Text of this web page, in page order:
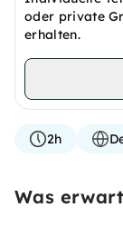
oder private
erhalten.
2h
Was